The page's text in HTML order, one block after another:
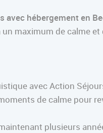
avec hébergement en
maximum de calme
avec Action
de calme pour
plusieurs